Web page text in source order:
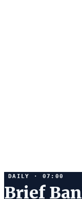
DAILY · 07:00
Brief